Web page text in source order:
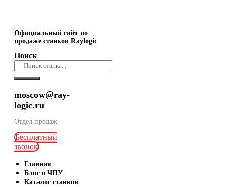
Официальный сайт по
продаже станков Raylogic
Поиск
moscow@ray-
logic.ru
Отдел продаж
Бесплатный
звонок
Главная
Блог о ЧПУ
Каталог станков